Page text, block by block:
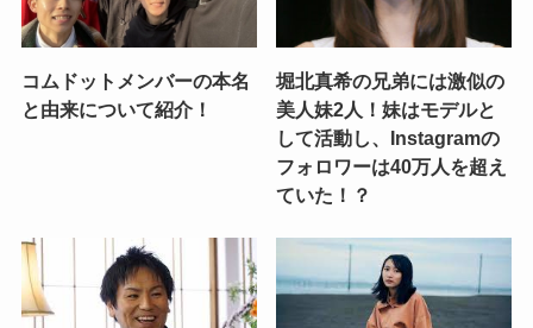
コムドットメンバーの本名
と由来について紹介！
堀北真希の兄弟には激似の
美人妹2人！妹はモデルと
して活動し、Instagramの
フォロワーは40万人を超え
ていた！？